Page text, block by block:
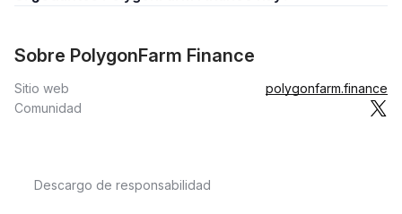
Sobre PolygonFarm Finance
Sitio web
polygonfarm.finance
Comunidad
Descargo de responsabilidad